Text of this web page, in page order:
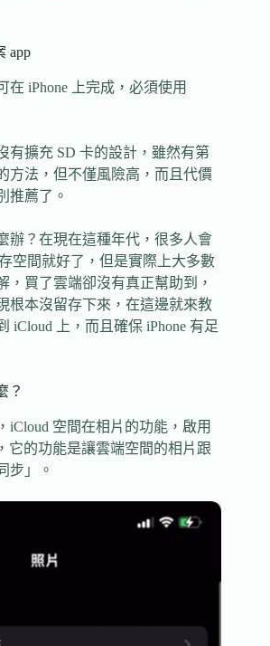
app
在 iPhone 上完成，必須使用
有擴充 SD 卡的設計，雖然有第
方法，但不僅風險高，而且代價
推薦了。
辦？在現在這種年代，很多人會
空間就好了，但是實際上大多數
，買了雲端卻沒有真正幫助到，
根本沒留存下來，在這邊就來教
iCloud 上，而且確保 iPhone 有足
？
iCloud 空間在相片的功能，啟用
它的功能是讓雲端空間的相片跟
步」。